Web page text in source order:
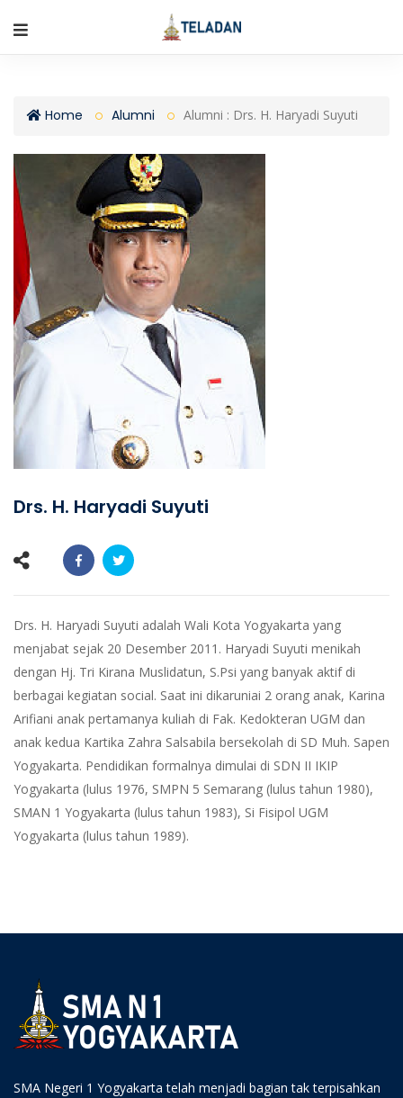
Home Alumni Alumni : Drs. H. Haryadi Suyuti
Drs. H. Haryadi Suyuti
Drs. H. Haryadi Suyuti adalah Wali Kota Yogyakarta yang
menjabat sejak 20 Desember 2011. Haryadi Suyuti menikah
dengan Hj. Tri Kirana Muslidatun, S.Psi yang banyak aktif di
berbagai kegiatan social. Saat ini dikaruniai 2 orang anak, Karina
Arifiani anak pertamanya kuliah di Fak. Kedokteran UGM dan
anak kedua Kartika Zahra Salsabila bersekolah di SD Muh. Sapen
Yogyakarta. Pendidikan formalnya dimulai di SDN II IKIP
Yogyakarta (lulus 1976, SMPN 5 Semarang (lulus tahun 1980),
SMAN 1 Yogyakarta (lulus tahun 1983), Si Fisipol UGM
Yogyakarta (lulus tahun 1989).
SMA Negeri 1 Yogyakarta telah menjadi bagian tak terpisahkan